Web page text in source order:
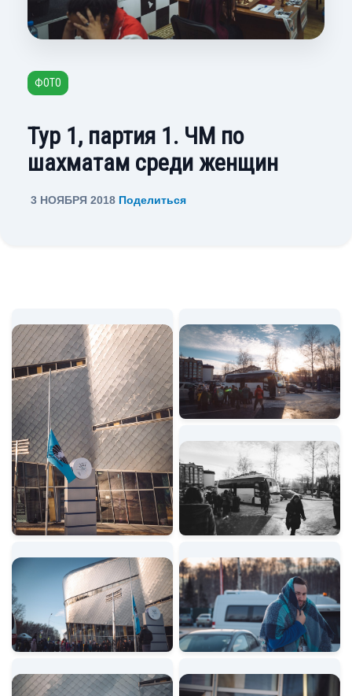
ФОТО
Тур 1, партия 1. ЧМ по
шахматам среди женщин
3 НОЯБРЯ 2018 Поделиться